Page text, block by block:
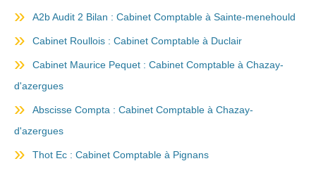
A2b Audit 2 Bilan : Cabinet Comptable à Sainte-menehould
Cabinet Roullois : Cabinet Comptable à Duclair
Cabinet Maurice Pequet : Cabinet Comptable à Chazay-
d'azergues
Abscisse Compta : Cabinet Comptable à Chazay-
d'azergues
Thot Ec : Cabinet Comptable à Pignans